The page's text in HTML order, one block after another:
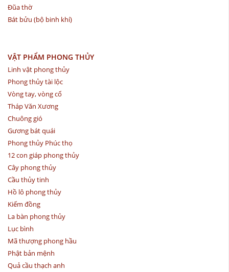
Đũa thờ
Bát bửu (bộ binh khí)
VẬT PHẨM PHONG THỦY
Linh vật phong thủy
Phong thủy tài lộc
Vòng tay, vòng cổ
Tháp Văn Xương
Chuông gió
Gương bát quái
Phong thủy Phúc thọ
12 con giáp phong thủy
Cây phong thủy
Cầu thủy tinh
Hồ lô phong thủy
Kiếm đồng
La bàn phong thủy
Lục bình
Mã thượng phong hầu
Phật bản mệnh
Quả cầu thạch anh